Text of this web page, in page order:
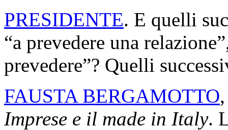
PRESIDENTE. E quelli
“a prevedere una
prevedere”? Quelli
FAUSTA BERGAMOTTO,
Imprese e il made in Italy.